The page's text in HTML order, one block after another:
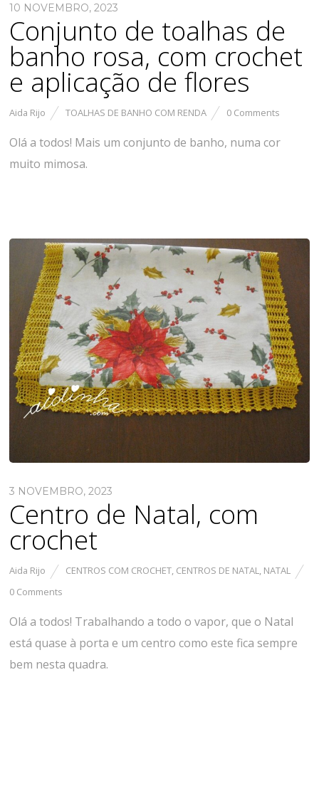
10 NOVEMBRO, 2023
Conjunto de toalhas de
banho rosa, com crochet
e aplicação de flores
Aida Rijo TOALHAS DE BANHO COM RENDA 0 Comments
Olá a todos! Mais um conjunto de banho, numa cor
muito mimosa.
3 NOVEMBRO, 2023
Centro de Natal, com
crochet
Aida Rijo CENTROS COM CROCHET, CENTROS DE NATAL, NATAL
0 Comments
Olá a todos! Trabalhando a todo o vapor, que o Natal
está quase à porta e um centro como este fica sempre
bem nesta quadra.